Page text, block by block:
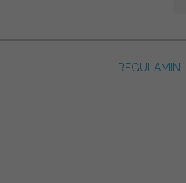
REGULAMIN